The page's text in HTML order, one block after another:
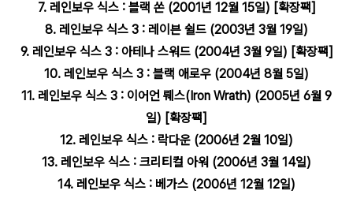
7. 레인보우 식스 : 블랙 쏜 (2001년 12월 15일) [확장팩]
8. 레인보우 식스 3 : 레이븐 쉴드 (2003년 3월 19일)
9. 레인보우 식스 3 : 아테나 스워드 (2004년 3월 9일) [확장팩]
10. 레인보우 식스 3 : 블랙 애로우 (2004년 8월 5일)
11. 레인보우 식스 3 : 이어언 뤠스(Iron Wrath) (2005년 6월 9
일) [확장팩]
12. 레인보우 식스 : 락다운 (2006년 2월 10일)
13. 레인보우 식스 : 크리티컬 아워 (2006년 3월 14일)
14. 레인보우 식스 : 베가스 (2006년 12월 12일)